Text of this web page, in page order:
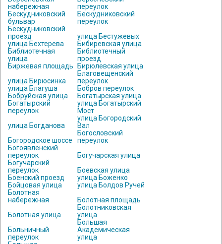
набережная
переулок
Бескудниковский
бульвар
Бескудниковский
переулок
Бескудниковский
проезд
улица Бестужевых
улица Бехтерева
Бибиревская улица
Библиотечная
улица
Библиотечный
проезд
Биржевая площадь
Бирюлевская улица
улица Бирюсинка
Благовещенский
переулок
улица Благуша
Бобров переулок
Бобруйская улица
Богатырская улица
Богатырский
переулок
улица Богатырский
Мост
улица Богданова
улица Богородский
Вал
Богородское шоссе
Богословский
переулок
Богоявленский
переулок
Богучарская улица
Богучарский
переулок
Боевская улица
Боенский проезд
улица Боженко
Бойцовая улица
улица Болдов Ручей
Болотная
набережная
Болотная площадь
Болотная улица
Болотниковская
улица
Больничный
переулок
Большая
Академическая
улица